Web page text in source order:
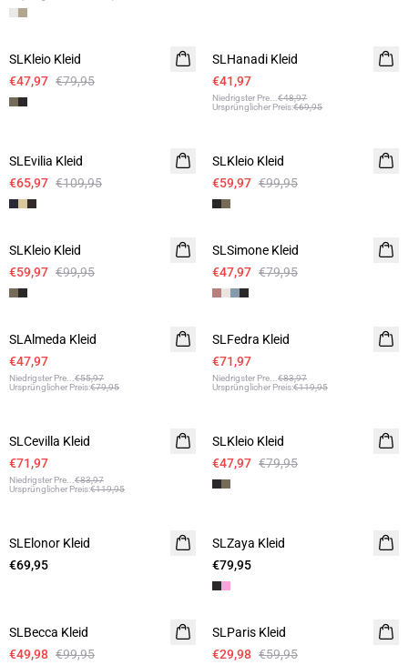
- 40%
SLKleio Kleid
€47,97 €79,95
SLHanadi Kleid
€41,97
Niedrigster Pre
€48,97
Ursprünglicher Preis:€69,95
SLEvilia Kleid
€65,97 €109,95
SLKleio Kleid
€59,97 €99,95
- 40%
SLKleio Kleid
€59,97 €99,95
- 40%
SLSimone Kleid
€47,97 €79,95
- 40%
SLAlmeda Kleid
€47,97
Niedrigster Pre
€55,97
Ursprünglicher Preis:€79,95
- 40%
SLFedra Kleid
€71,97
Niedrigster Pre
€83,97
Ursprünglicher Preis:€119,95
SLCevilla Kleid
€71,97
Niedrigster Pre
€83,97
Ursprünglicher Preis:€119,95
SLKleio Kleid
€47,97 €79,95
SLElonor Kleid
€69,95
SLZaya Kleid
€79,95
SLBecca Kleid
€49,98 €99,95
-50%
SLParis Kleid
€29,98 €59,95